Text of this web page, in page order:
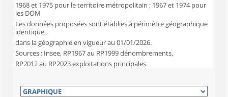
1968 et 1975 pour le territoire métropolitain ; 1967 et 1974 pour
les DOM
Les données proposées sont établies à périmètre géographique
identique,
dans la géographie en vigueur au 01/01/2026.
Sources : Insee, RP1967 au RP1999 dénombrements,
RP2012 au RP2023 exploitations principales.